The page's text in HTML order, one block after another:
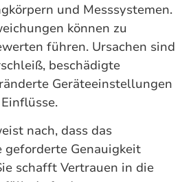
und Messsystemen.
können zu
führen. Ursachen sind
beschädigte
Geräteeinstellungen
nach, dass das
Genauigkeit
schafft Vertrauen in die